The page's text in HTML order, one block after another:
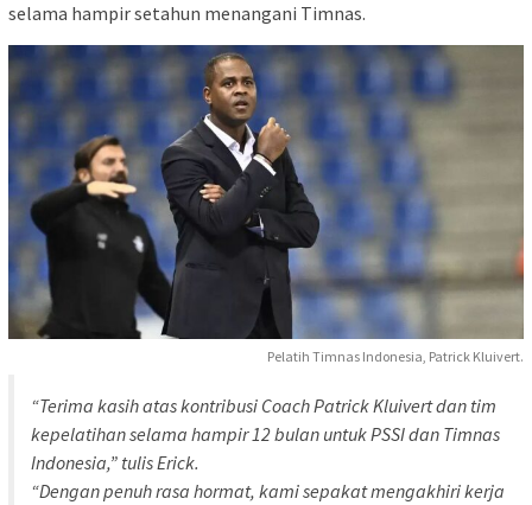
selama hampir setahun menangani Timnas.
Pelatih Timnas Indonesia, Patrick Kluivert.
“Terima kasih atas kontribusi Coach Patrick Kluivert dan tim
kepelatihan selama hampir 12 bulan untuk PSSI dan Timnas
Indonesia,” tulis Erick.
“Dengan penuh rasa hormat, kami sepakat mengakhiri kerja